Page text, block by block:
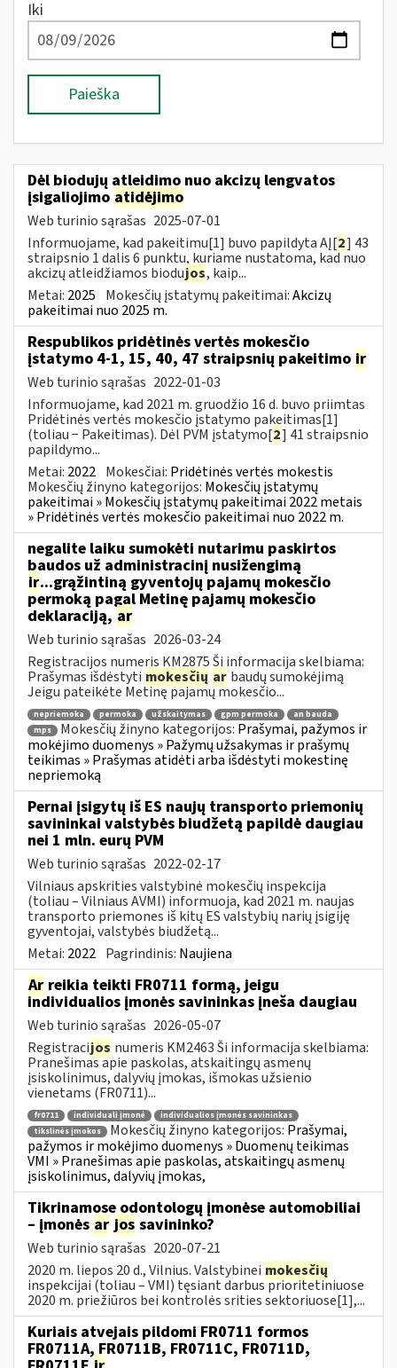
Iki
Paieška
Dėl biodujų atleidimo nuo akcizų lengvatos
įsigaliojimo atidėjimo
Web turinio sąrašas 2025-07-01
Informuojame, kad pakeitimu[1] buvo papildyta AĮ[2] 43
straipsnio 1 dalis 6 punktu, kuriame nustatoma, kad nuo
akcizų atleidžiamos biodujos, kaip...
Metai: 2025 Mokesčių įstatymų pakeitimai:Akcizų
pakeitimai nuo 2025 m.
Respublikos pridėtinės vertės mokesčio
įstatymo 4-1, 15, 40, 47 straipsnių pakeitimo ir
Web turinio sąrašas 2022-01-03
Informuojame, kad 2021 m. gruodžio 16 d. buvo priimtas
Pridėtinės vertės mokesčio įstatymo pakeitimas[1]
(toliau − Pakeitimas). Dėl PVM įstatymo[2] 41 straipsnio
papildymo...
Metai: 2022 Mokesčiai: Pridėtinės vertės mokestis
Mokesčių žinyno kategorijos: Mokesčių įstatymų
pakeitimai » Mokesčių įstatymų pakeitimai 2022 metais
» Pridėtinės vertės mokesčio pakeitimai nuo 2022 m.
negalite laiku sumokėti nutarimu paskirtos
baudos už administracinį nusižengimą
ir...grąžintiną gyventojų pajamų mokesčio
permoką pagal Metinę pajamų mokesčio
deklaraciją, ar
Web turinio sąrašas 2026-03-24
Registracijos numeris KM2875 Ši informacija skelbiama:
Prašymas išdėstyti mokesčių ar baudų sumokėjimą
Jeigu pateikėte Metinę pajamų mokesčio...
nepriemoka permoka užskaitymas gpm permoka
an bauda
mps
Mokesčių žinyno kategorijos: Prašymai, pažymos ir
mokėjimo duomenys » Pažymų užsakymas ir prašymų
teikimas » Prašymas atidėti arba išdėstyti mokestinę
nepriemoką
Pernai įsigytų iš ES naujų transporto priemonių
savininkai valstybės biudžetą papildė daugiau
nei 1 mln. eurų PVM
Web turinio sąrašas 2022-02-17
Vilniaus apskrities valstybinė mokesčių inspekcija
(toliau – Vilniaus AVMI) informuoja, kad 2021 m. naujas
transporto priemones iš kitų ES valstybių narių įsigiję
gyventojai, valstybės biudžetą...
Metai: 2022 Pagrindinis: Naujiena
Ar reikia teikti FR0711 formą, jeigu
individualios įmonės savininkas įneša daugiau
Web turinio sąrašas 2026-05-07
Registracijos numeris KM2463 Ši informacija skelbiama:
Pranešimas apie paskolas, atskaitingų asmenų
įsiskolinimus, dalyvių įmokas, išmokas užsienio
vienetams (FR0711)...
fr0711 individuali įmonė
individualios įmonės savininkas
tikslinės įmokos
Mokesčių žinyno kategorijos: Prašymai,
pažymos ir mokėjimo duomenys » Duomenų teikimas
VMI » Pranešimas apie paskolas, atskaitingų asmenų
įsiskolinimus, dalyvių įmokas,
Tikrinamose odontologų įmonėse automobiliai
– įmonės ar jos savininko?
Web turinio sąrašas 2020-07-21
2020 m. liepos 20 d., Vilnius. Valstybinei mokesčių
inspekcijai (toliau – VMI) tęsiant darbus prioritetiniuose
2020 m. priežiūros bei kontrolės srities sektoriuose[1],...
Kuriais atvejais pildomi FR0711 formos
FR0711A, FR0711B, FR0711C, FR0711D,